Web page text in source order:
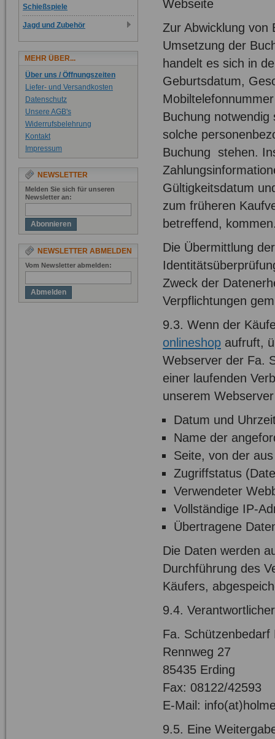
Webseite
Zur Abwicklung von
Umsetzung der
handelt es sich in
Geburtsdatum,
Buchung
solche
Buchung stehen.
Gültigkeitsdatum
zum früheren
betreffend,
Die Übermittlung
Zweck der
Verpflichtungen
9.3. Wenn der
onlineshop aufruft,
Webserver der Fa.
einer laufenden
unserem
Datum und
Name der
Seite, von der
Zugriffstatus
Verwendeter
Vollständige IP-
Übertragene
Die Daten werden
Durchführung des
Käufers,
9.4.
Fa.
Rennweg 27
85435 Erding
Fax: 08122/42593
E-Mail:
9.5. Eine
Schießspiele
Jagd und Zubehör
MEHR ÜBER...
Über uns / Öffnungszeiten
Liefer- und Versandkosten
Datenschutz
Unsere AGB's
Widerrufsbelehrung
Kontakt
Impressum
NEWSLETTER
Melden Sie sich für unseren
Newsletter an:
Abonnieren
NEWSLETTER ABMELDEN
Vom Newsletter abmelden:
Abmelden